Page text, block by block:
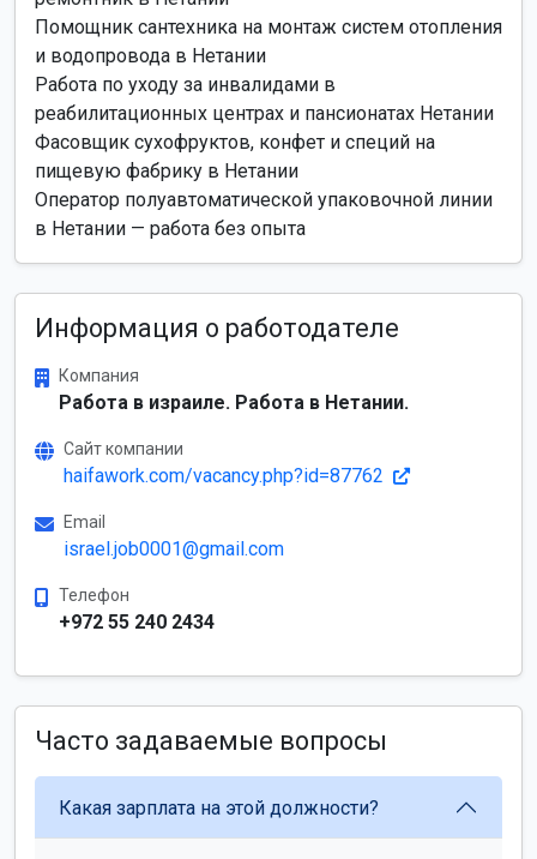
Помощник сантехника на монтаж систем отопления
и водопровода в Нетании
Работа по уходу за инвалидами в
реабилитационных центрах и пансионатах Нетании
Фасовщик сухофруктов, конфет и специй на
пищевую фабрику в Нетании
Оператор полуавтоматической упаковочной линии
в Нетании — работа без опыта
Информация о работодателе
Компания
Работа в израиле. Работа в Нетании.
Сайт компании
haifawork.com/vacancy.php?id=87762
Email
israel.job0001@gmail.com
Телефон
+972 55 240 2434
Часто задаваемые вопросы
Какая зарплата на этой должности?